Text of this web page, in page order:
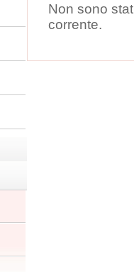
Non sono
corrente.